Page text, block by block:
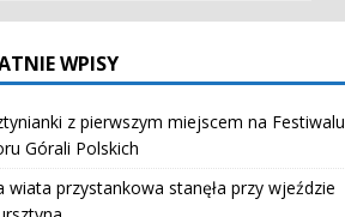
WPISY
z pierwszym miejscem na Festiwalu
Górali Polskich
wiata przystankowa stanęła przy wjeździe